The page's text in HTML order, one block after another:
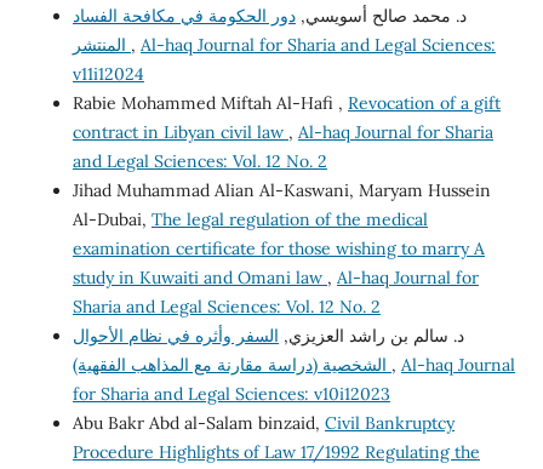
د. محمد صالح أسويسي,دور الحكومة في مكافحة الفساد
, Al-haq Journal for Sharia and Legal Sciences:
v11i12024
Rabie Mohammed Miftah Al-Hafi , Revocation of a gift
contract in Libyan civil law , Al-haq Journal for Sharia
and Legal Sciences: Vol. 12 No. 2
Jihad Muhammad Alian Al-Kaswani, Maryam Hussein
Al-Dubai, The legal regulation of the medical
examination certificate for those wishing to marry A
study in Kuwaiti and Omani law , Al-haq Journal for
Sharia and Legal Sciences: Vol. 12 No. 2
د. سالم بن راشد العزيزي, السفر وأثره في نظام الأحوال
, Al-haq Journal
for Sharia and Legal Sciences: v10i12023
Abu Bakr Abd al-Salam binzaid, Civil Bankruptcy
Procedure Highlights of Law 17/1992 Regulating the